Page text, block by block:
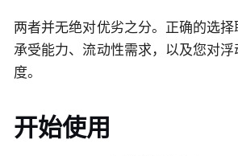
两者并无绝对优劣之分。正确的选
承受能力、流动性需求，以及您对
度。
开始使用